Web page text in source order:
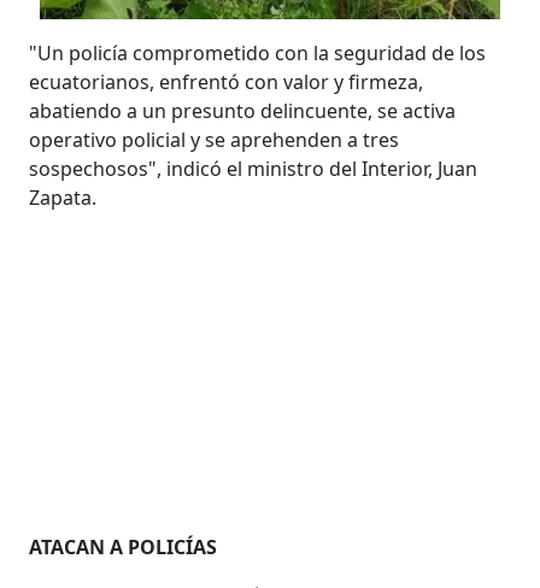
"Un policía comprometido con la seguridad de los
ecuatorianos, enfrentó con valor y firmeza,
abatiendo a un presunto delincuente, se activa
operativo policial y se aprehenden a tres
sospechosos", indicó el ministro del Interior, Juan
Zapata.
ATACAN A POLICÍAS